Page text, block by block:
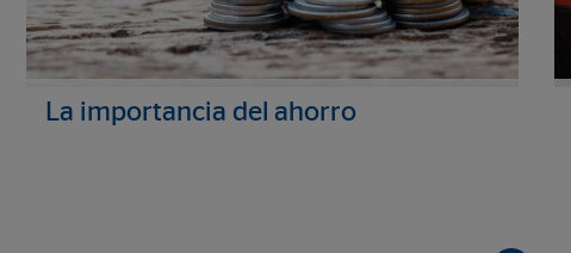
La importancia del ahorro